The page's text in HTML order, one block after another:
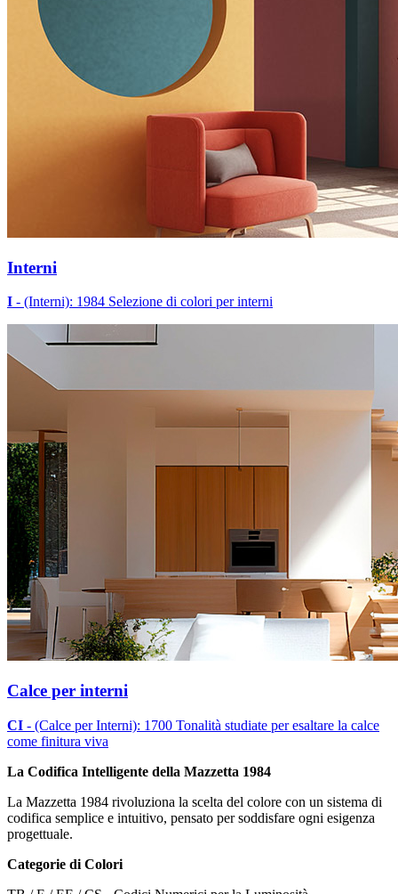
Interni
I - (Interni): 1984 Selezione di colori per interni
Calce per interni
CI - (Calce per Interni): 1700 Tonalità studiate per esaltare la calce
come finitura viva
La Codifica Intelligente della Mazzetta 1984
La Mazzetta 1984 rivoluziona la scelta del colore con un sistema di
codifica semplice e intuitivo, pensato per soddisfare ogni esigenza
progettuale.
Categorie di Colori